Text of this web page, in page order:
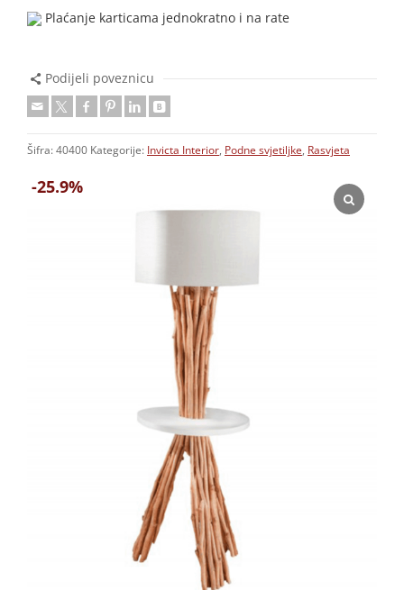
-25.9%
Plaćanje karticama jednokratno i na rate
Podijeli poveznicu
Šifra: 40400 Kategorije: Invicta Interior, Podne svjetiljke, Rasvjeta